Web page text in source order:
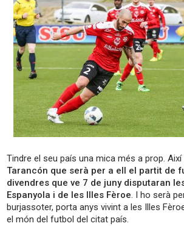
Tindre el seu país una mica més a prop.
Tarancón que serà per a ell el partit de
divendres que ve 7 de juny disputaran
Espanyola i de les Illes Fèroe. I ho serà
burjassoter, porta anys vivint a les Illes
el món del futbol del citat país.